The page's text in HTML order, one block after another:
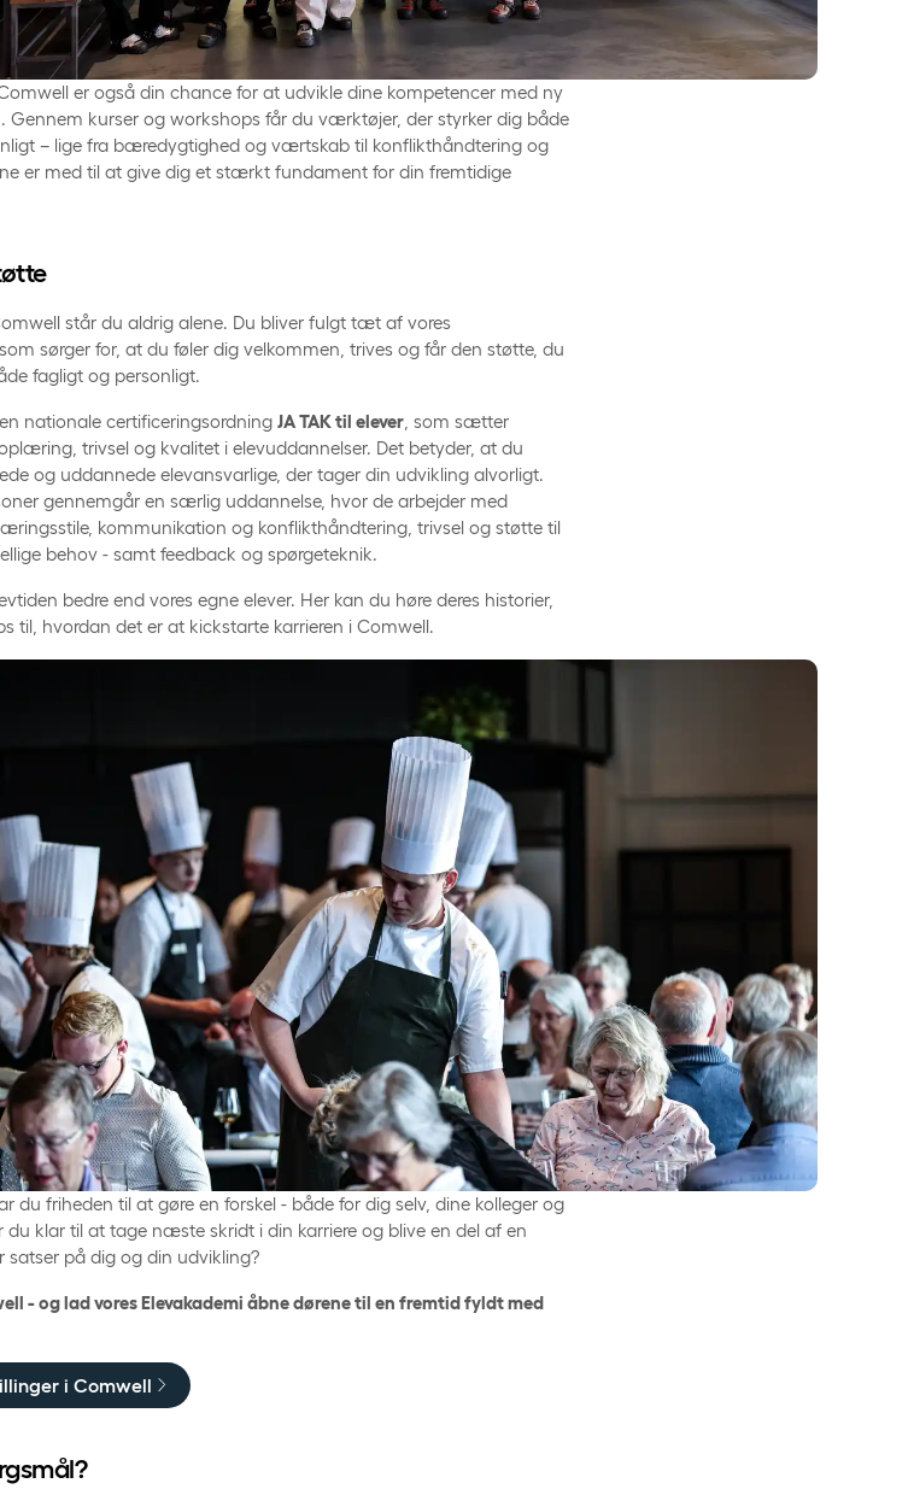
er også din chance for at udvikle dine kompetencer med ny
Gennem kurser og workshops får du værktøjer, der styrker dig både
– lige fra bæredygtighed og værtskab til konflikthåndtering og
er med til at give dig et stærkt fundament for din fremtidige
står du aldrig alene. Du bliver fulgt tæt af vores
sørger for, at du føler dig velkommen, trives og får den støtte, du
fagligt og personligt.
nationale certificeringsordning JA TAK til elever , som sætter
trivsel og kvalitet i elevuddannelser. Det betyder, at du
og uddannede elevansvarlige, der tager din udvikling alvorligt.
gennemgår en særlig uddannelse, hvor de arbejder med
kommunikation og konflikthåndtering, trivsel og støtte til
behov - samt feedback og spørgeteknik.
bedre end vores egne elever. Her kan du høre deres historier,
til, hvordan det er at kickstarte karrieren i Comwell.
du friheden til at gøre en forskel - både for dig selv, dine kolleger og
du klar til at tage næste skridt i din karriere og blive en del af en
satser på dig og din udvikling?
- og lad vores Elevakademi åbne dørene til en fremtid fyldt med
i Comwell